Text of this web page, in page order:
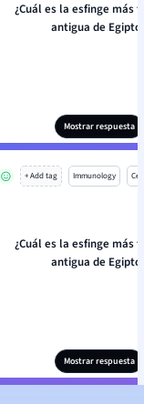
¿Cuál es la esfinge más
antigua de
Mostrar respuesta
+ Add tag Immunology
¿Cuál es la esfinge más
antigua de
Mostrar respuesta